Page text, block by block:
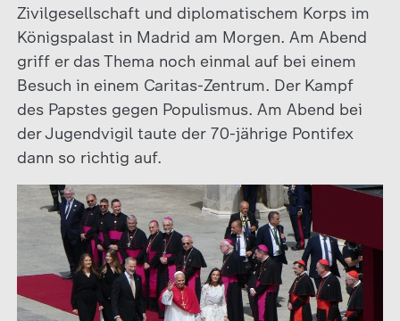
Zivilgesellschaft und diplomatischem Korps im
Königspalast in Madrid am Morgen. Am Abend
griff er das Thema noch einmal auf bei einem
Besuch in einem Caritas-Zentrum. Der Kampf
des Papstes gegen Populismus. Am Abend bei
der Jugendvigil taute der 70-jährige Pontifex
dann so richtig auf.